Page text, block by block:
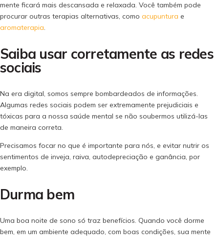
mente ficará mais descansada e relaxada. Você também pode
procurar outras terapias alternativas, como acupuntura e
aromaterapia.
Saiba usar corretamente as redes
sociais
Na era digital, somos sempre bombardeados de informações.
Algumas redes sociais podem ser extremamente prejudiciais e
tóxicas para a nossa saúde mental se não soubermos utilizá-las
de maneira correta.
Precisamos focar no que é importante para nós, e evitar nutrir os
sentimentos de inveja, raiva, autodepreciação e ganância, por
exemplo.
Durma bem
Uma boa noite de sono só traz benefícios. Quando você dorme
bem, em um ambiente adequado, com boas condições, sua mente